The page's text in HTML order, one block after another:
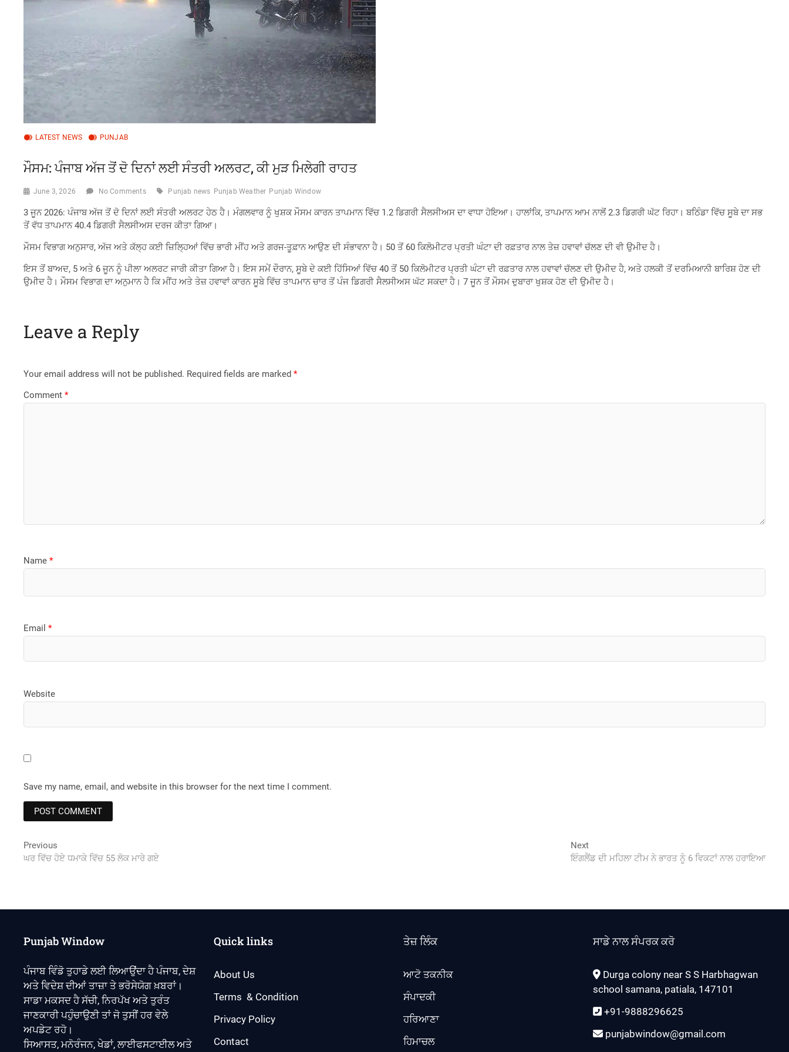
LATEST NEWS PUNJAB
ਮੌਸਮ: ਪੰਜਾਬ ਅੱਜ ਤੋਂ ਦੋ ਦਿਨਾਂ ਲਈ ਸੰਤਰੀ ਅਲਰਟ, ਕੀ ਮੁੜ ਮਿਲੇਗੀ ਰਾਹਤ
June 3, 2026 No Comments Punjab news Punjab Weather Punjab Window
3 ਜੂਨ 2026: ਪੰਜਾਬ ਅੱਜ ਤੋਂ ਦੋ ਦਿਨਾਂ ਲਈ ਸੰਤਰੀ ਅਲਰਟ ਹੇਠ ਹੈ। ਮੰਗਲਵਾਰ ਨੂੰ ਖੁਸ਼ਕ ਮੌਸਮ ਕਾਰਨ ਤਾਪਮਾਨ ਵਿੱਚ 1.2 ਡਿਗਰੀ ਸੈਲਸੀਅਸ ਦਾ ਵਾਧਾ ਹੋਇਆ। ਹਾਲਾਂਕਿ, ਤਾਪਮਾਨ ਆਮ ਨਾਲੋਂ 2.3 ​​ਡਿਗਰੀ ਘੱਟ ਰਿਹਾ। ਬਠਿੰਡਾ ਵਿੱਚ ਸੂਬੇ ਦਾ ਸਭ
ਤੋਂ ਵੱਧ ਤਾਪਮਾਨ 40.4 ਡਿਗਰੀ ਸੈਲਸੀਅਸ ਦਰਜ ਕੀਤਾ ਗਿਆ।
ਮੌਸਮ ਵਿਭਾਗ ਅਨੁਸਾਰ, ਅੱਜ ਅਤੇ ਕੱਲ੍ਹ ਕਈ ਜ਼ਿਲ੍ਹਿਆਂ ਵਿੱਚ ਭਾਰੀ ਮੀਂਹ ਅਤੇ ਗਰਜ-ਤੂਫ਼ਾਨ ਆਉਣ ਦੀ ਸੰਭਾਵਨਾ ਹੈ। 50 ਤੋਂ 60 ਕਿਲੋਮੀਟਰ ਪ੍ਰਤੀ ਘੰਟਾ ਦੀ ਰਫ਼ਤਾਰ ਨਾਲ ਤੇਜ਼ ਹਵਾਵਾਂ ਚੱਲਣ ਦੀ ਵੀ ਉਮੀਦ ਹੈ।
ਇਸ ਤੋਂ ਬਾਅਦ, 5 ਅਤੇ 6 ਜੂਨ ਨੂੰ ਪੀਲਾ ਅਲਰਟ ਜਾਰੀ ਕੀਤਾ ਗਿਆ ਹੈ। ਇਸ ਸਮੇਂ ਦੌਰਾਨ, ਸੂਬੇ ਦੇ ਕਈ ਹਿੱਸਿਆਂ ਵਿੱਚ 40 ਤੋਂ 50 ਕਿਲੋਮੀਟਰ ਪ੍ਰਤੀ ਘੰਟਾ ਦੀ ਰਫ਼ਤਾਰ ਨਾਲ ਹਵਾਵਾਂ ਚੱਲਣ ਦੀ ਉਮੀਦ ਹੈ, ਅਤੇ ਹਲਕੀ ਤੋਂ ਦਰਮਿਆਨੀ ਬਾਰਿਸ਼ ਹੋਣ ਦੀ
ਉਮੀਦ ਹੈ। ਮੌਸਮ ਵਿਭਾਗ ਦਾ ਅਨੁਮਾਨ ਹੈ ਕਿ ਮੀਂਹ ਅਤੇ ਤੇਜ਼ ਹਵਾਵਾਂ ਕਾਰਨ ਸੂਬੇ ਵਿੱਚ ਤਾਪਮਾਨ ਚਾਰ ਤੋਂ ਪੰਜ ਡਿਗਰੀ ਸੈਲਸੀਅਸ ਘੱਟ ਸਕਦਾ ਹੈ। 7 ਜੂਨ ਤੋਂ ਮੌਸਮ ਦੁਬਾਰਾ ਖੁਸ਼ਕ ਹੋਣ ਦੀ ਉਮੀਦ ਹੈ।
Leave a Reply
Your email address will not be published. Required fields are marked*
Comment*
Name*
Email*
Website
Save my name, email, and website in this browser for the next time I comment.
Post
navigation
Previous
post:
ਘਰ ਵਿੱਚ ਹੋਏ ਧਮਾਕੇ ਵਿੱਚ 55 ਲੋਕ ਮਾਰੇ ਗਏ
NextNext
post:
ਇੰਗਲੈਂਡ ਦੀ ਮਹਿਲਾ ਟੀਮ ਨੇ ਭਾਰਤ ਨੂੰ 6 ਵਿਕਟਾਂ ਨਾਲ ਹਰਾਇਆ
Punjab Window
ਪੰਜਾਬ ਵਿੰਡੋ ਤੁਹਾਡੇ ਲਈ ਲਿਆਉਂਦਾ ਹੈ ਪੰਜਾਬ, ਦੇਸ਼
ਅਤੇ ਵਿਦੇਸ਼ ਦੀਆਂ ਤਾਜ਼ਾ ਤੇ ਭਰੋਸੇਯੋਗ ਖ਼ਬਰਾਂ।
ਸਾਡਾ ਮਕਸਦ ਹੈ ਸੱਚੀ, ਨਿਰਪੱਖ ਅਤੇ ਤੁਰੰਤ
ਜਾਣਕਾਰੀ ਪਹੁੰਚਾਉਣੀ ਤਾਂ ਜੋ ਤੁਸੀਂ ਹਰ ਵੇਲੇ
ਅਪਡੇਟ ਰਹੋ।
ਸਿਆਸਤ, ਮਨੋਰੰਜਨ, ਖੇਡਾਂ, ਲਾਈਫਸਟਾਈਲ ਅਤੇ
Quick links
About Us
Terms & Condition
Privacy Policy
Contact
ਤੇਜ਼ ਲਿੰਕ
ਆਟੋ ਤਕਨੀਕ
ਸੰਪਾਦਕੀ
ਹਰਿਆਣਾ
ਹਿਮਾਚਲ
ਸਾਡੇ ਨਾਲ ਸੰਪਰਕ ਕਰੋ
Durga colony near S S Harbhagwan
school samana, patiala, 147101
+91-9888296625
punjabwindow@gmail.com